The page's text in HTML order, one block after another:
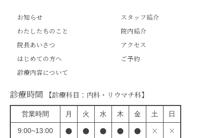
お知らせ
わたしたちのこと
院長あいさつ
はじめての方へ
診療内容について
スタッフ紹介
院内紹介
アクセス
ご予約
診療時間 【診療科目：内科・リウマチ科】
営業時間 月 火 水 木 金 土 日
9:00~13:00 ● ● ● ● ● × ×